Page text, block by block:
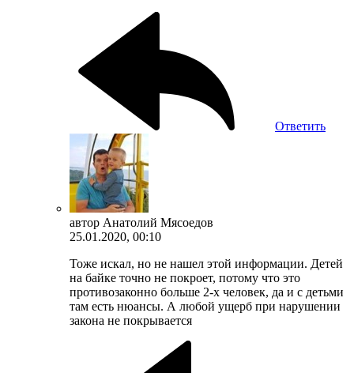
Ответить
автор Анатолий Мясоедов
25.01.2020, 00:10
Тоже искал, но не нашел этой информации. Детей
на байке точно не покроет, потому что это
противозаконно больше 2-х человек, да и с детьми
там есть нюансы. А любой ущерб при нарушении
закона не покрывается